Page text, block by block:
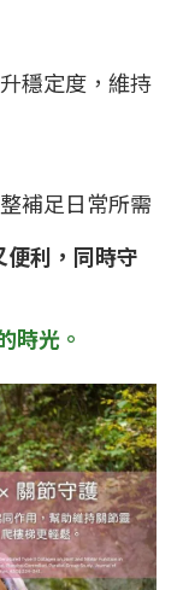
穩定度，維持
補足日常所需
利，同時守
時光。